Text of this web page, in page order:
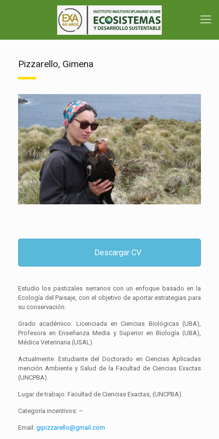
Pizzarello, Gimena
Descargar CV
Estudio los pastizales serranos con un enfoque basado en la
Ecología del Paisaje, con el objetivo de aportar estrategias para
su conservación.
Grado académico: Licenciada en Ciencias Biológicas (UBA),
Profesora en Enseñanza Media y Superior en Biología (UBA),
Médica Veterinaria (USAL)
Actualmente: Estudiante del Doctorado en Ciencias Aplicadas
mención Ambiente y Salud de la Facultad de Ciencias Exactas
(UNCPBA).
Lugar de trabajo: Facultad de Ciencias Exactas, (UNCPBA).
Categoría incentivos: –
Email: gipizzarello@gmail.com